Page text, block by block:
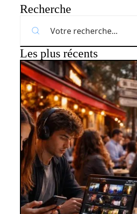
Recherche
Les plus récents